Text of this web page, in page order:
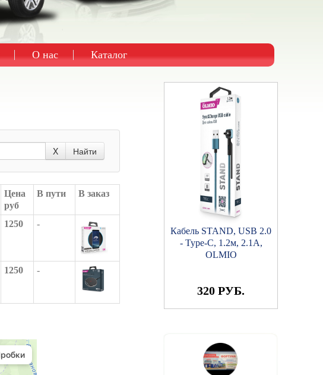
О нас Каталог
X Найти
Цена
руб
В пути В заказ
1250 -
1250 -
Кабель STAND, USB 2.0
- Type-C, 1.2м, 2.1A,
OLMIO
320 РУБ.